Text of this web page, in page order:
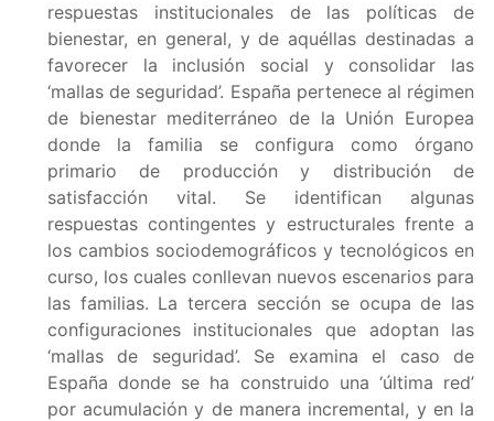
respuestas institucionales de las políticas de
bienestar, en general, y de aquéllas destinadas a
favorecer la inclusión social y consolidar las
‘mallas de seguridad’. España pertenece al régimen
de bienestar mediterráneo de la Unión Europea
donde la familia se configura como órgano
primario de producción y distribución de
satisfacción vital. Se identifican algunas
respuestas contingentes y estructurales frente a
los cambios sociodemográficos y tecnológicos en
curso, los cuales conllevan nuevos escenarios para
las familias. La tercera sección se ocupa de las
configuraciones institucionales que adoptan las
‘mallas de seguridad’. Se examina el caso de
España donde se ha construido una ‘última red’
por acumulación y de manera incremental, y en la